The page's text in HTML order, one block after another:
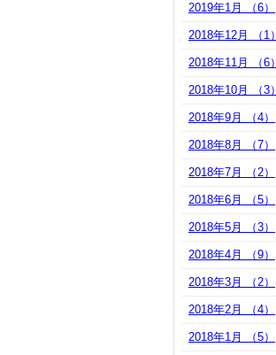
2019年1月 （6）
2018年12月 （1）
2018年11月 （6）
2018年10月 （3）
2018年9月 （4）
2018年8月 （7）
2018年7月 （2）
2018年6月 （5）
2018年5月 （3）
2018年4月 （9）
2018年3月 （2）
2018年2月 （4）
2018年1月 （5）